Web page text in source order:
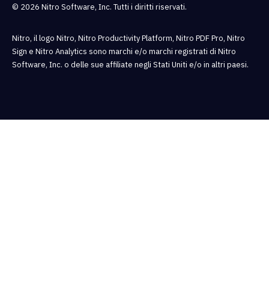
© 2026 Nitro Software, Inc. Tutti i diritti riservati.
Nitro, il logo Nitro, Nitro Productivity Platform, Nitro PDF Pro, Nitro
Sign e Nitro Analytics sono marchi e/o marchi registrati di Nitro
Software, Inc. o delle sue affiliate negli Stati Uniti e/o in altri paesi.